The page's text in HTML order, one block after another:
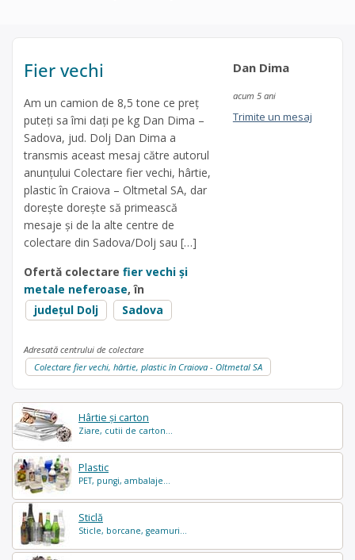
Hârtie și carton
Ziare, cutii de carton...
Plastic
PET, pungi, ambalaje...
Sticlă
Sticle, borcane, geamuri...
Fier vechi
Am un camion de 8,5 tone ce preț
puteți sa îmi dați pe kg Dan Dima –
Sadova, jud. Dolj Dan Dima a
transmis aceast mesaj către autorul
anunțului Colectare fier vechi, hârtie,
plastic în Craiova – Oltmetal SA, dar
dorește dorește să primească
mesaje și de la alte centre de
colectare din Sadova/Dolj sau […]
Ofertă colectare fier vechi și
metale neferoase, în
județul Dolj
Sadova
Dan Dima
acum 5 ani
Trimite un mesaj
Adresată centrului de colectare
Colectare fier vechi, hârtie, plastic în Craiova - Oltmetal SA